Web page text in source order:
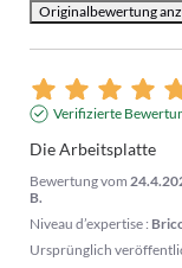
Originalbewertung
Verifizierte
Die Arbeitsplatte
Bewertung vom
B.
Niveau d’expertise :
Ursprünglich